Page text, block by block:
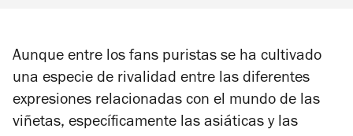
Aunque entre los fans puristas se ha cultivado
una especie de rivalidad entre las diferentes
expresiones relacionadas con el mundo de las
viñetas, específicamente las asiáticas y las